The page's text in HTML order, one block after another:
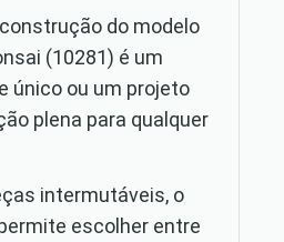
do modelo
(10281) é um
único ou um projeto
plena para qualquer
intermutáveis, o
escolher entre